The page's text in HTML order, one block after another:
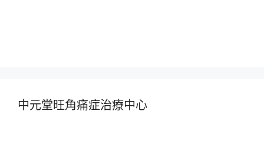
中元堂旺角痛症治療中心